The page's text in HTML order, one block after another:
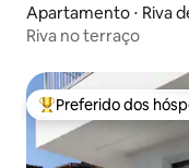
Apartamento ⋅ Riva
Riva no terraço
Entre os melhores
Preferido dos